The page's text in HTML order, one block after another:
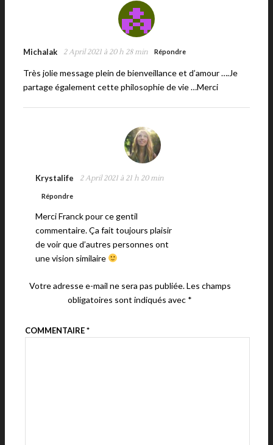
Michalak 2 April 2021 à 20 h 28 min Répondre
Très jolie message plein de bienveillance et d’amour ….Je
partage également cette philosophie de vie …Merci
Krystalife 2 April 2021 à 21 h 20 min
Répondre
Merci Franck pour ce gentil
commentaire. Ça fait toujours plaisir
de voir que d’autres personnes ont
une vision similaire
Votre adresse e-mail ne sera pas publiée.Les champs
obligatoires sont indiqués avec *
COMMENTAIRE*